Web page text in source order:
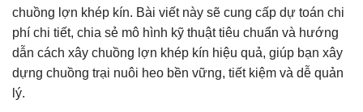
chuồng lợn khép kín. Bài viết này sẽ cung cấp dự toán chi
phí chi tiết, chia sẻ mô hình kỹ thuật tiêu chuẩn và hướng
dẫn cách xây chuồng lợn khép kín hiệu quả, giúp bạn xây
dựng chuồng trại nuôi heo bền vững, tiết kiệm và dễ quản
lý.